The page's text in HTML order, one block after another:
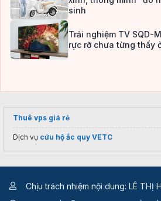
sinh
Trải nghiệm TV SQD-
rực rỡ chưa từng thấy
Thuê vps giá rẻ
Dịch vụ cứu hộ ắc quy VETC
Chịu trách nhiệm nội dung: LÊ THỊ